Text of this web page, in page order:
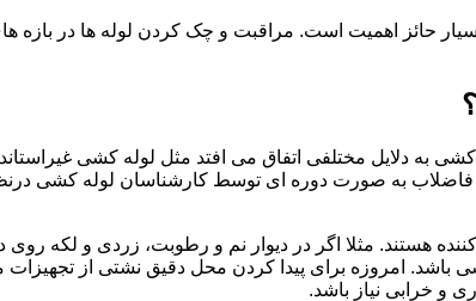
حائز اهمیت است. مراقبت و چک کردن لوله ها در بازه
به دلایل مختلفی اتفاق می افتد مثل لوله کشی
به صورت دوره ای توسط کارشناسان لوله کشی
هستند. مثلا اگر در دیوار نم و رطوبت، زردی و لکه
باشد. امروزه برای پیدا کردن محل دقیق نشتی از
و خرابی نیاز باشد.